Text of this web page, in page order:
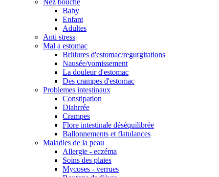
Baby
Enfant
Adultes
Anti stress
Mal a estomac
Brülures d'estomac/regurgitations
Nausée/vomissement
La douleur d'estomac
Des crampes d'estomac
Problemes intestinaux
Constipation
Diahrrée
Crampes
Flore intestinale déséquilibrée
Ballonnements et flatulances
Maladies de la peau
Allergie - eczéma
Soins des plaies
Mycoses - verrues